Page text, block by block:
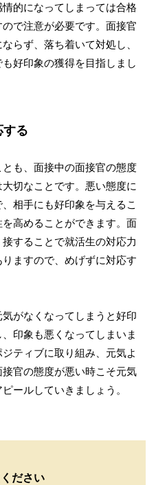
的になってしまっては合格
で注意が必要です。面接官
らず、落ち着いて対処し、
好印象の獲得を目指しまし
する
も、面接中の面接官の態度
切なことです。悪い態度に
相手にも好印象を与えるこ
高めることができます。面
することで就活生の対応力
ますので、めげずに対応す
がなくなってしまうと好印
印象も悪くなってしまいま
ティブに取り組み、元気よ
官の態度が悪い時こそ元気
ールしていきましょう。
ださい